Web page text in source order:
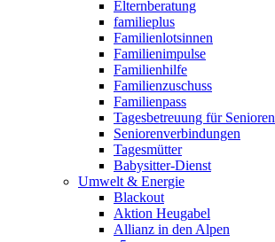
Elternberatung
familieplus
Familienlotsinnen
Familienimpulse
Familienhilfe
Familienzuschuss
Familienpass
Tagesbetreuung für Senioren
Seniorenverbindungen
Tagesmütter
Babysitter-Dienst
Umwelt & Energie
Blackout
Aktion Heugabel
Allianz in den Alpen